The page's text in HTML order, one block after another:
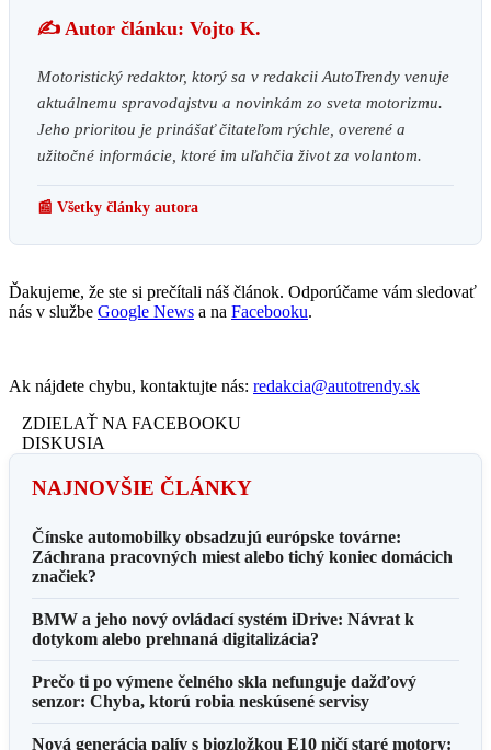
✍️ Autor článku: Vojto K.
Motoristický redaktor, ktorý sa v redakcii AutoTrendy venuje
aktuálnemu spravodajstvu a novinkám zo sveta motorizmu.
Jeho prioritou je prinášať čitateľom rýchle, overené a
užitočné informácie, ktoré im uľahčia život za volantom.
📰 Všetky články autora
Ďakujeme, že ste si prečítali náš článok. Odporúčame vám sledovať
nás v službe Google News a na Facebooku.
Ak nájdete chybu, kontaktujte nás: redakcia@autotrendy.sk
ZDIELAŤ NA FACEBOOKU
DISKUSIA
NAJNOVŠIE ČLÁNKY
Čínske automobilky obsadzujú európske továrne:
Záchrana pracovných miest alebo tichý koniec domácich
značiek?
BMW a jeho nový ovládací systém iDrive: Návrat k
dotykom alebo prehnaná digitalizácia?
Prečo ti po výmene čelného skla nefunguje dažďový
senzor: Chyba, ktorú robia neskúsené servisy
Nová generácia palív s biozložkou E10 ničí staré motory: